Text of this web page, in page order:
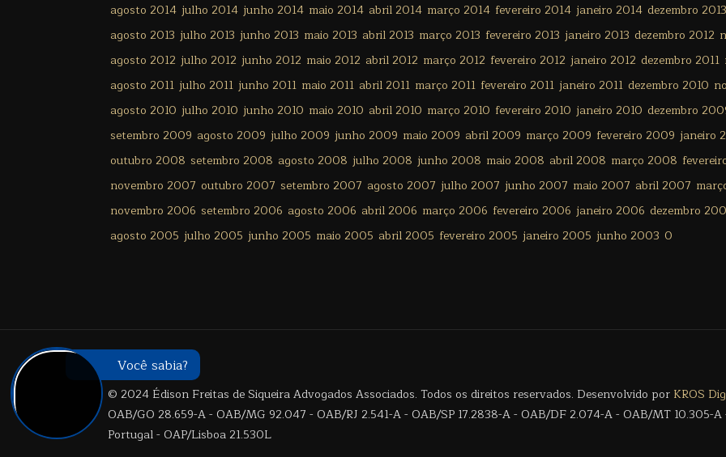
agosto 2014 julho 2014 junho 2014 maio 2014 abril 2014 março 2014 fevereiro 2014 janeiro 2014 dezembro 2013
agosto 2013 julho 2013 junho 2013 maio 2013 abril 2013 março 2013 fevereiro 2013 janeiro 2013 dezembro 2012
agosto 2012 julho 2012 junho 2012 maio 2012 abril 2012 março 2012 fevereiro 2012 janeiro 2012 dezembro 2011
agosto 2011 julho 2011 junho 2011 maio 2011 abril 2011 março 2011 fevereiro 2011 janeiro 2011 dezembro 2010
agosto 2010 julho 2010 junho 2010 maio 2010 abril 2010 março 2010 fevereiro 2010 janeiro 2010 dezembro
setembro 2009 agosto 2009 julho 2009 junho 2009 maio 2009 abril 2009 março 2009 fevereiro 2009 janeiro
outubro 2008 setembro 2008 agosto 2008 julho 2008 junho 2008 maio 2008 abril 2008 março 2008
novembro 2007 outubro 2007 setembro 2007 agosto 2007 julho 2007 junho 2007 maio 2007 abril 2007
novembro 2006 setembro 2006 agosto 2006 abril 2006 março 2006 fevereiro 2006 janeiro 2006 dezembro
agosto 2005 julho 2005 junho 2005 maio 2005 abril 2005 fevereiro 2005 janeiro 2005 junho 2003 0
© 2024 Édison Freitas de Siqueira Advogados Associados. Todos os direitos reservados. Desenvolvido por KROS
OAB/GO 28.659-A - OAB/MG 92.047 - OAB/RJ 2.541-A - OAB/SP 17.2838-A - OAB/DF 2.074-A - OAB/MT 10.305-
Portugal - OAP/Lisboa 21.530L
Você sabia?